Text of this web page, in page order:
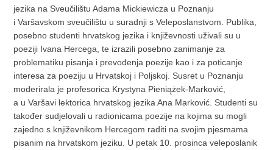
jezika na Sveučilištu Adama Mickiewicza u Poznanju
i Varšavskom sveučilištu u suradnji s Veleposlanstvom. Publika,
posebno studenti hrvatskog jezika i književnosti uživali su u
poeziji Ivana Hercega, te izrazili posebno zanimanje za
problematiku pisanja i prevođenja poezije kao i za poticanje
interesa za poeziju u Hrvatskoj i Poljskoj. Susret u Poznanju
moderirala je profesorica Krystyna Pieniążek-Marković,
a u Varšavi lektorica hrvatskog jezika Ana Marković. Studenti su
također sudjelovali u radionicama poezije na kojima su mogli
zajedno s književnikom Hercegom raditi na svojim pjesmama
pisanim na hrvatskom jeziku. U petak 10. prosinca veleposlanik